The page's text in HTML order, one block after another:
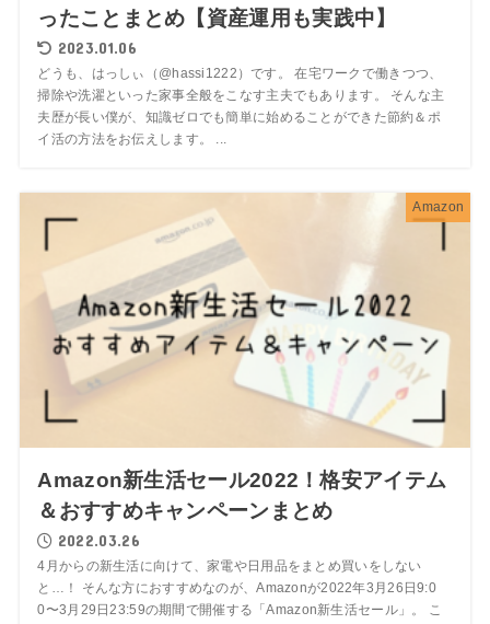
ったことまとめ【資産運用も実践中】
2023.01.06
どうも、はっしぃ（@hassi1222）です。 在宅ワークで働きつつ、
掃除や洗濯といった家事全般をこなす主夫でもあります。 そんな主
夫歴が長い僕が、知識ゼロでも簡単に始めることができた節約＆ポ
イ活の方法をお伝えします。 ...
Amazon
Amazon新生活セール2022！格安アイテム
＆おすすめキャンペーンまとめ
2022.03.26
4月からの新生活に向けて、家電や日用品をまとめ買いをしない
と…！ そんな方におすすめなのが、Amazonが2022年3月26日9:0
0〜3月29日23:59の期間で開催する「Amazon新生活セール」。 こ